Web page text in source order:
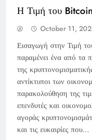
Η Τιμή του Bitcoin
October 11,
Εισαγωγή στην Τιμή
παραμένει ένα από τα
της
αντίκτυποι των
παρακολούθηση της
επενδυτές και
αγοράς
και τις ευκαιρίες που…